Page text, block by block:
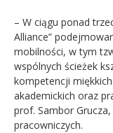
– W ciągu ponad
Alliance”
mobilności, w tym
wspólnych ścieżek
kompetencji
akademickich oraz
prof. Sambor
pracowniczych.